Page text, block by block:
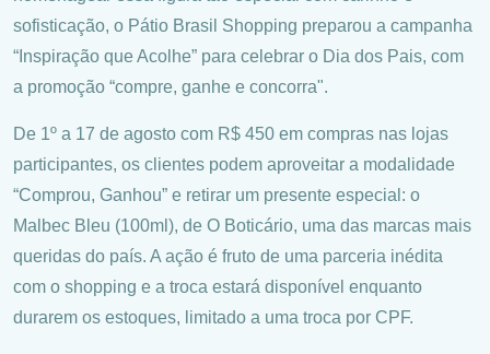
sofisticação, o Pátio Brasil Shopping preparou a campanha
“Inspiração que Acolhe” para celebrar o Dia dos Pais, com
a promoção “compre, ganhe e concorra".
De 1º a 17 de agosto com R$ 450 em compras nas lojas
participantes, os clientes podem aproveitar a modalidade
“Comprou, Ganhou” e retirar um presente especial: o
Malbec Bleu (100ml), de O Boticário, uma das marcas mais
queridas do país. A ação é fruto de uma parceria inédita
com o shopping e a troca estará disponível enquanto
durarem os estoques, limitado a uma troca por CPF.